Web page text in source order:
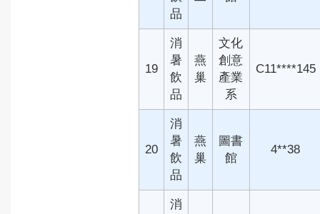
品
19
消
暑
飲
品
燕
巢
文化
創意
產業
系
C11****145
20
消
暑
飲
品
燕
巢
圖書
館
4**38
消